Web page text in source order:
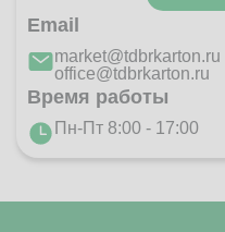
Email
market@tdbrkarton.ru
office@tdbrkarton.ru
Время работы
Пн-Пт 8:00 - 17:00